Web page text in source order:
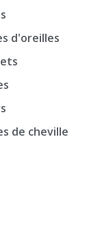
d'oreilles
de cheville